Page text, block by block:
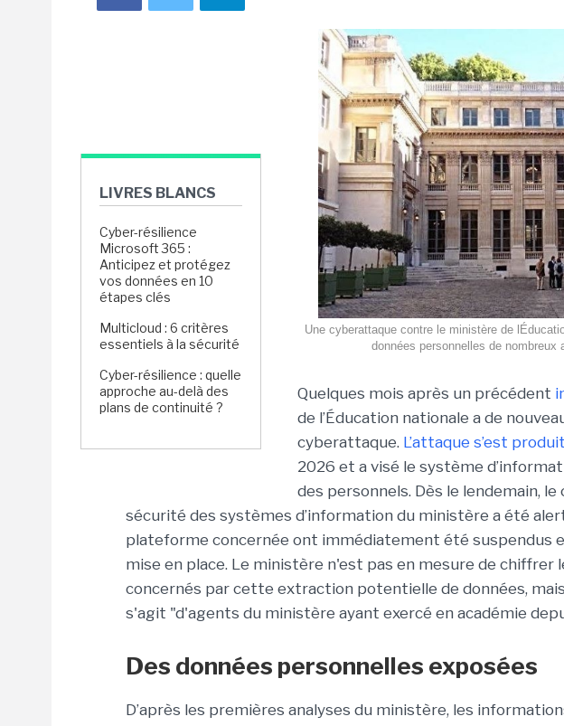
LIVRES BLANCS
Cyber-résilience
Microsoft 365 :
Anticipez et protégez
vos données en 10
étapes clés
Multicloud : 6 critères
essentiels à la sécurité
Cyber-résilience : quelle
approche au-delà des
plans de continuité ?
Une cyberattaque contre le ministère de
données personnelles de nombreux
Quelques mois après un précédent
de l’Éducation nationale a de
cyberattaque. L’attaque s’est
2026 et a visé le système
des personnels. Dès le lendemain,
sécurité des systèmes d’information du ministère a été
plateforme concernée ont immédiatement été suspendus
mise en place. Le ministère n'est pas en mesure de chiffrer
concernés par cette extraction potentielle de données,
s'agit "d'agents du ministère ayant exercé en académie
Des données personnelles exposées
D’après les premières analyses du ministère, les